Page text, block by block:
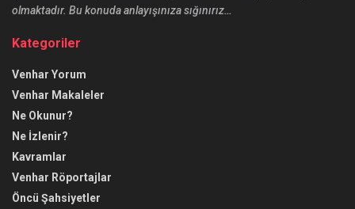
olmaktadır. Bu konuda anlayışınıza sığınırız…
Kategoriler
Venhar Yorum
Venhar Makaleler
Ne Okunur?
Ne İzlenir?
Kavramlar
Venhar Röportajlar
Öncü Şahsiyetler